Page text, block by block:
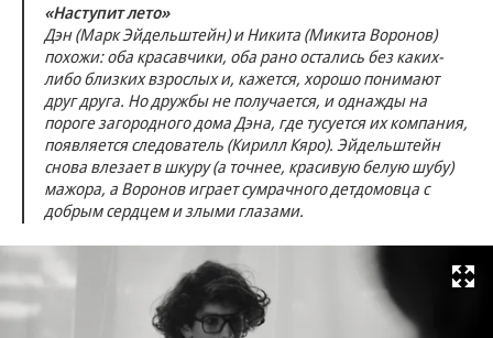
«Наступит лето»
Дэн (Марк Эйдельштейн) и Никита (Микита Воронов)
похожи: оба красавчики, оба рано остались без каких-
либо близких взрослых и, кажется, хорошо понимают
друг друга. Но дружбы не получается, и однажды на
пороге загородного дома Дэна, где тусуется их компания,
появляется следователь (Кирилл Кяро). Эйдельштейн
снова влезает в шкуру (а точнее, красивую белую шубу)
мажора, а Воронов играет сумрачного детдомовца с
добрым сердцем и злыми глазами.
Развернуть